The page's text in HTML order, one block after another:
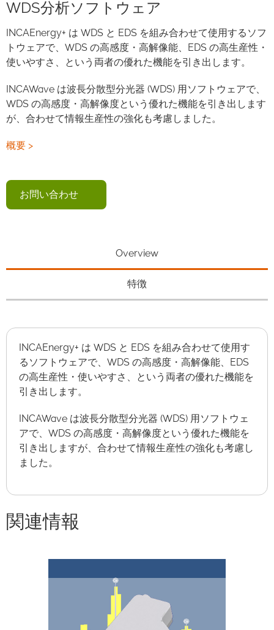
WDS分析ソフトウェア
INCAEnergy+ は WDS と EDS を組み合わせて使用するソフ
トウェアで、WDS の高感度・高解像能、EDS の高生産性・
使いやすさ、という両者の優れた機能を引き出します。
INCAWave は波長分散型分光器 (WDS) 用ソフトウェアで、
WDS の高感度・高解像度という優れた機能を引き出します
が、合わせて情報生産性の強化も考慮しました。
概要 >
お問い合わせ
Overview
特徴
INCAEnergy+ は WDS と EDS を組み合わせて使用す
るソフトウェアで、WDS の高感度・高解像能、EDS
の高生産性・使いやすさ、という両者の優れた機能を
引き出します。
INCAWave は波長分散型分光器 (WDS) 用ソフトウェ
アで、WDS の高感度・高解像度という優れた機能を
引き出しますが、合わせて情報生産性の強化も考慮し
ました。
関連情報